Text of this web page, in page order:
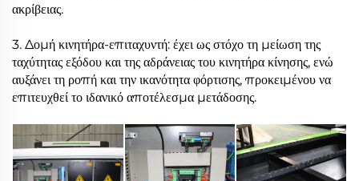
ακρίβειας.
3. Δομή κινητήρα-επιταχυντή: έχει ως στόχο τη μείωση της
ταχύτητας εξόδου και της αδράνειας του κινητήρα κίνησης, ενώ
αυξάνει τη ροπή και την ικανότητα φόρτισης, προκειμένου να
επιτευχθεί το ιδανικό αποτέλεσμα μετάδοσης.